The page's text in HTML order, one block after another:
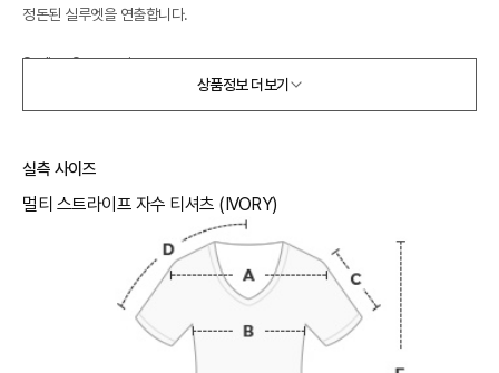
정돈된 실루엣을 연출합니다.
Styling Suggestion
데님 팬츠나 화이트 팬츠와 매치하여 스트라이프 컬러감을 강조한 캐주얼 룩을
연출하기 좋습니다.
일을 완성하기에 적합합니다.
상품정보 더보기
실측 사이즈
멀티 스트라이프 자수 티셔츠 (IVORY)